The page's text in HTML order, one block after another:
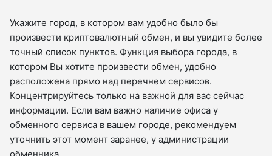
Укажите город, в котором вам удобно было бы
произвести криптовалютный обмен, и вы увидите более
точный список пунктов. Функция выбора города, в
котором Вы хотите произвести обмен, удобно
расположена прямо над перечнем сервисов.
Концентрируйтесь только на важной для вас сейчас
информации. Если вам важно наличие офиса у
обменного сервиса в вашем городе, рекомендуем
уточнить этот момент заранее, у администрации